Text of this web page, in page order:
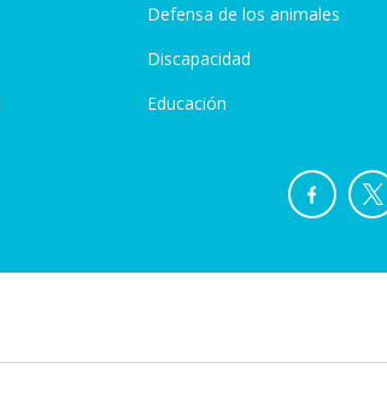
Defensa de los animales
Discapacidad
Educación